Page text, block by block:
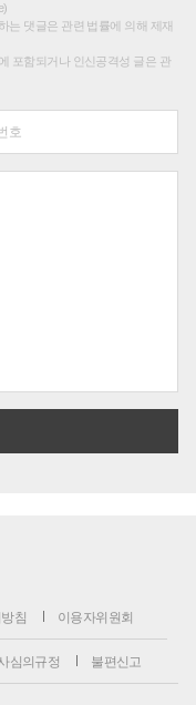
는 댓글은 관련 법률에 의해 제재
포함되거나 인신공격성 글은 관
침 이용자위원회
심의규정 불편신고